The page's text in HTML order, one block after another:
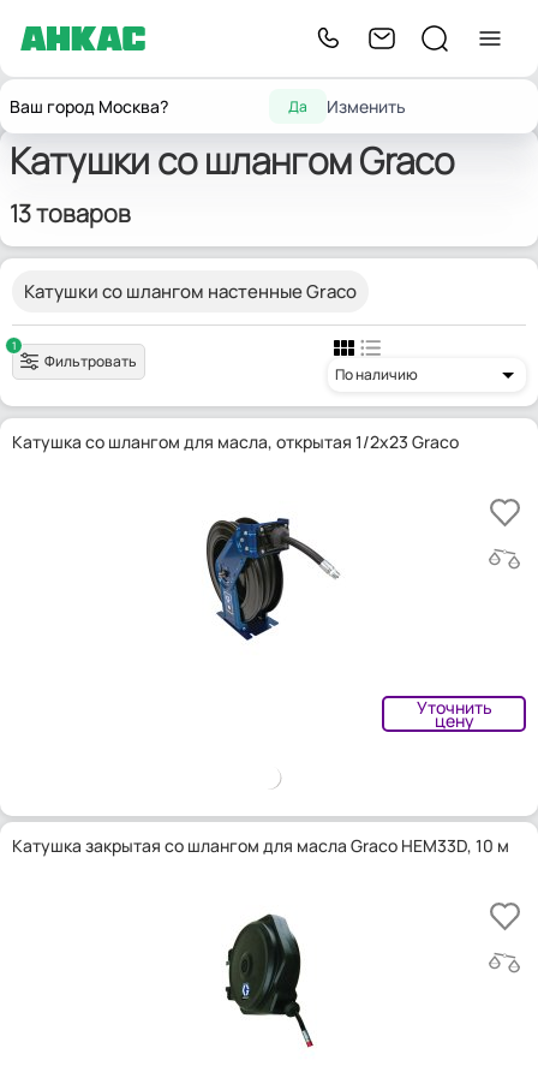
Ваш город Москва? Да Изменить
ГлавнаяОборудование для автосервисаКатушки со шлангом
Катушки со шлангом Graco
13 товаров
Катушки со шлангом настенные Graco
1
Фильтровать
По наличию
Катушка со шлангом для масла, открытая 1/2x23 Graco
Уточнить
цену
Катушка закрытая со шлангом для масла Graco HEM33D, 10 м